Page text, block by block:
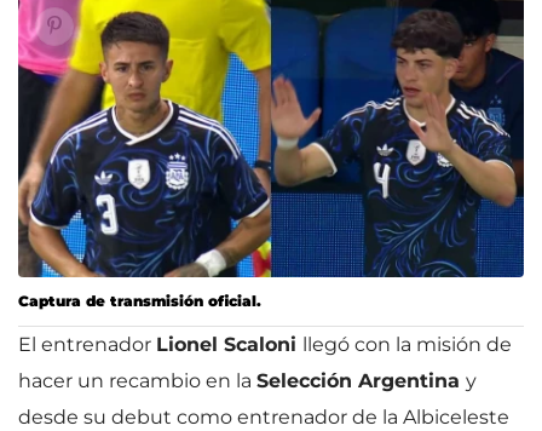
Captura de transmisión oficial.
El entrenador Lionel Scaloni llegó con la misión de
hacer un recambio en la Selección Argentina y
desde su debut como entrenador de la Albiceleste